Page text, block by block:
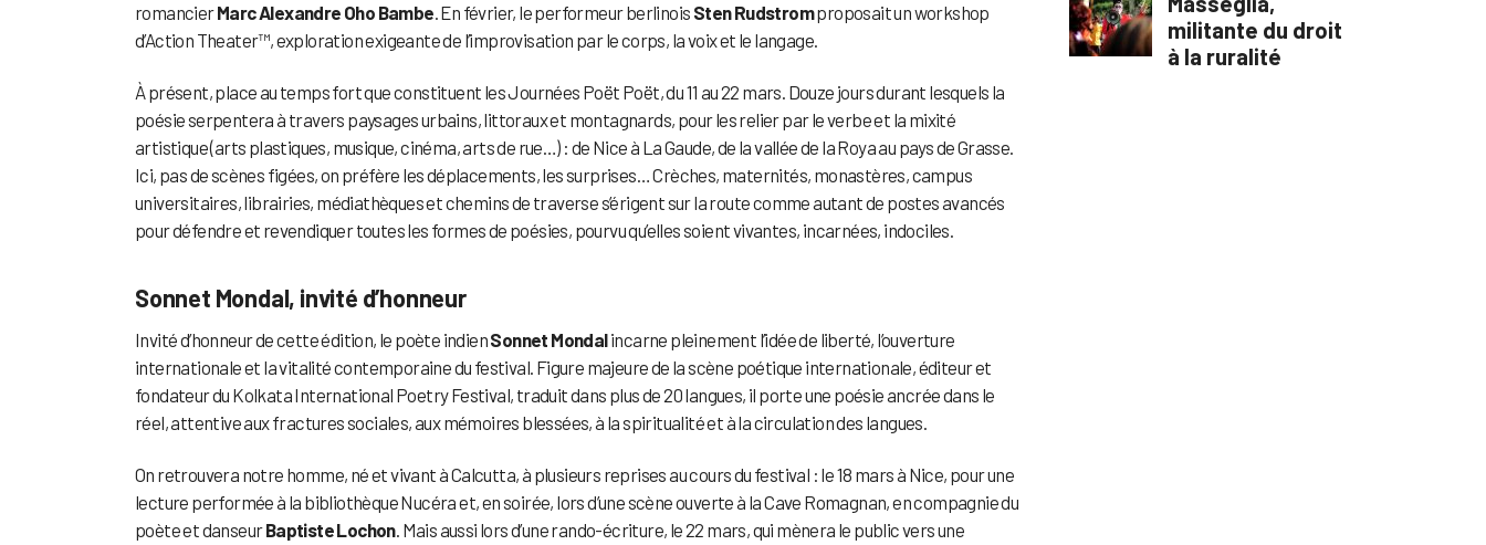
romancierMarc Alexandre Oho Bambe. En février, le performeur berlinois Sten Rudstromproposait un workshop
d’Action Theater™, exploration exigeante de l’improvisation par le corps, la voix et le langage.
À présent, place au temps fort que constituent les Journées Poët Poët, du 11 au 22 mars. Douze jours durant lesquels la
poésie serpentera à travers paysages urbains, littoraux et montagnards, pour les relier par le verbe et la mixité
artistique (arts plastiques, musique, cinéma, arts de rue…) : de Nice à La Gaude, de la vallée de la Roya au pays de Grasse.
Ici, pas de scènes figées, on préfère les déplacements, les surprises… Crèches, maternités, monastères, campus
universitaires, librairies, médiathèques et chemins de traverse s’érigent sur la route comme autant de postes avancés
pour défendre et revendiquer toutes les formes de poésies, pourvu qu’elles soient vivantes, incarnées, indociles.
Sonnet Mondal, invité d’honneur
Invité d’honneur de cette édition, le poète indienSonnet Mondalincarne pleinement l’idée de liberté, l’ouverture
internationale et la vitalité contemporaine du festival. Figure majeure de la scène poétique internationale, éditeur et
fondateur du Kolkata International Poetry Festival, traduit dans plus de 20 langues, il porte une poésie ancrée dans le
réel, attentive aux fractures sociales, aux mémoires blessées, à la spiritualité et à la circulation des langues.
On retrouvera notre homme, né et vivant à Calcutta, à plusieurs reprises au cours du festival : le 18 mars à Nice, pour une
lecture performée à la bibliothèque Nucéra et, en soirée, lors d’une scène ouverte à la Cave Romagnan, en compagnie du
poète et danseurBaptiste Lochon. Mais aussi lors d’une rando-écriture, le 22 mars, qui mènera le public vers une